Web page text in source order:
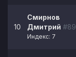
10
Смирнов
Дмитрий #89
Индекс: 7